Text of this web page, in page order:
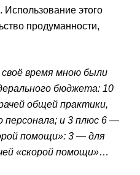
Использование этого
продуманности,
время мною были
бюджета: 10
общей практики,
персонала; и 3 плюс 6 —
помощи»: 3 — для
«скорой помощи»…